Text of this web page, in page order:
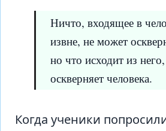
Ничто, входящее в
извне, не может
но что исходит из
оскверняет человека.
Когда ученики